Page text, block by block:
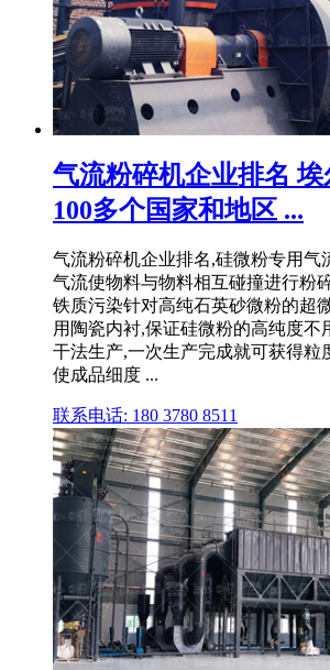
气流粉碎机企业排名
100多个国家和地区 ...
气流粉碎机企业排名,硅微粉专用气
气流使物料与物料相互碰撞进行粉
铁质污染针对高纯石英砂微粉的超
用陶瓷内衬,保证硅微粉的高纯度不
干法生产,一次生产完成就可获得粒
使成品细度 ...
联系电话: 180 3780 8511